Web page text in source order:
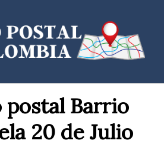
postal Barrio
20 de Julio